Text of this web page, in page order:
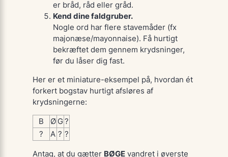
er bråd, råd eller gråd.
Kend dine faldgruber.
Nogle ord har flere stavemåder (fx
majonæse/mayonnaise). Få hurtigt
bekræftet dem gennem krydsninger,
før du låser dig fast.
Her er et miniature-eksempel på, hvordan ét
forkert bogstav hurtigt afsløres af
krydsningerne:
B Ø G?
?
A ? ?
Antag, at du gætter BØGEvandret i øverste